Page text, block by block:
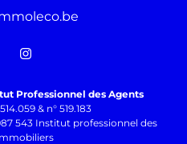
Professionnel des Agents
& n° 519.183
543 Institut professionnel des